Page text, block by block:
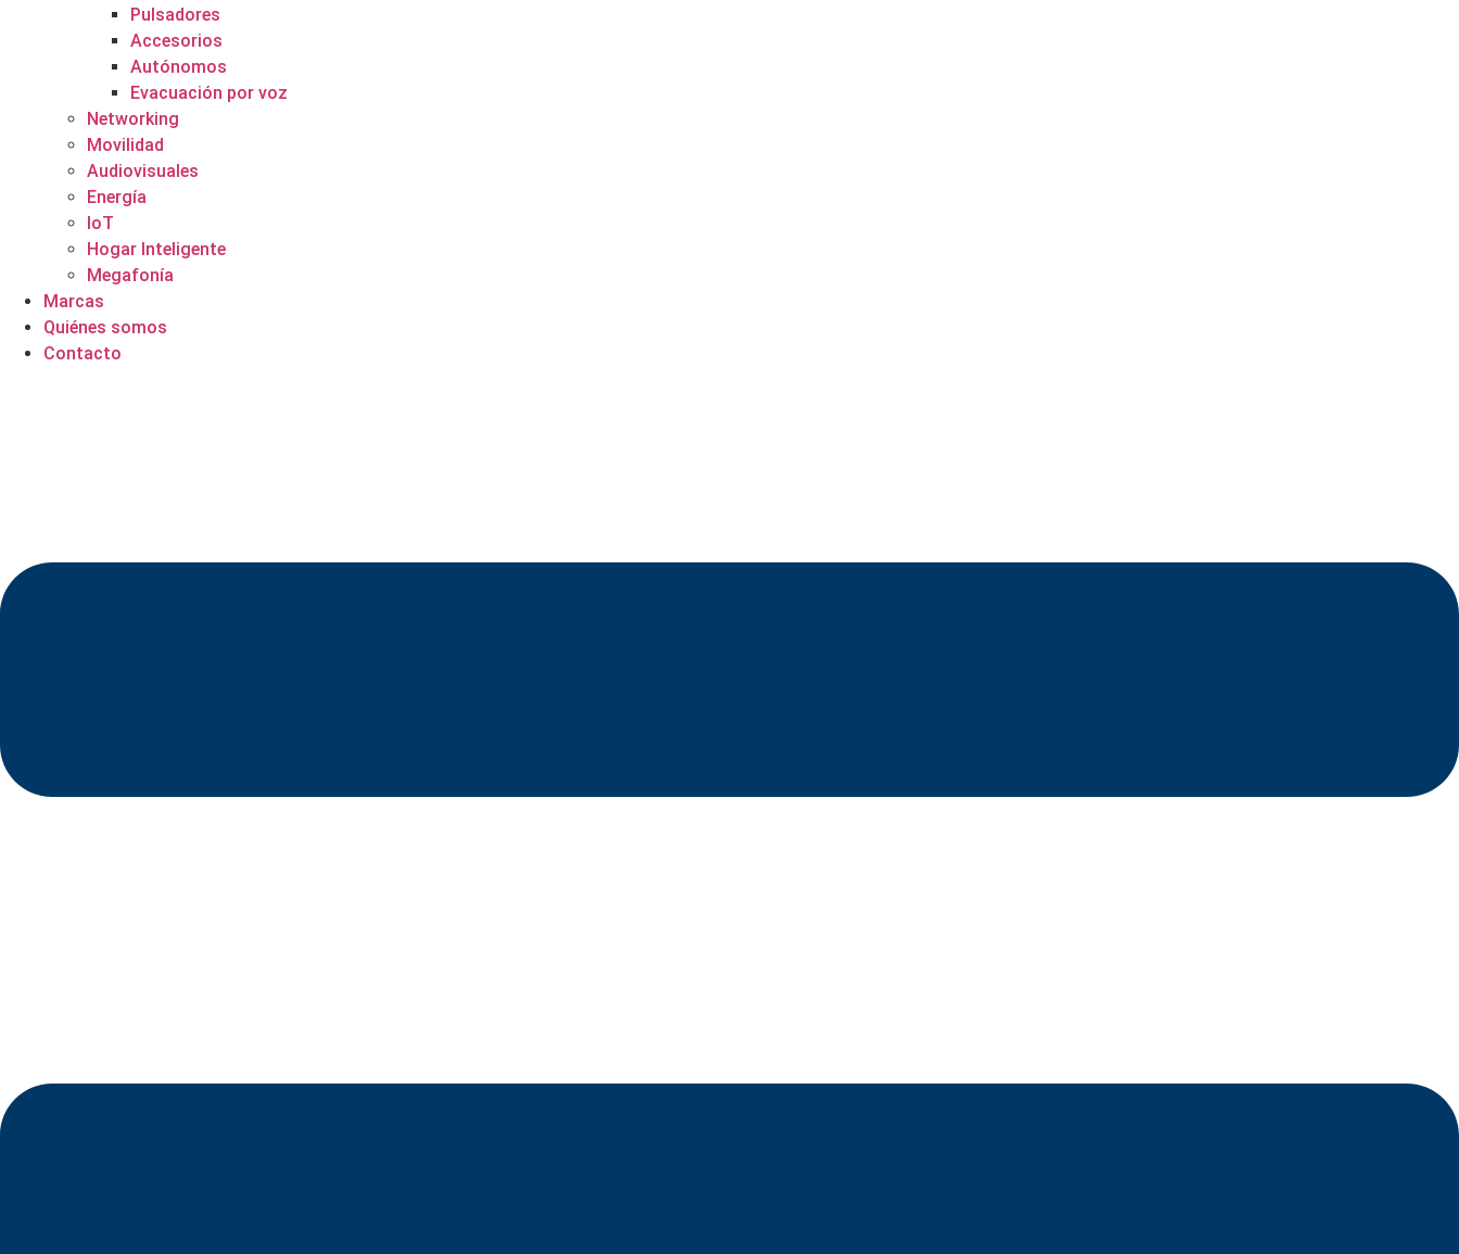
Pulsadores
Accesorios
Autónomos
Evacuación por voz
Networking
Movilidad
Audiovisuales
Energía
IoT
Hogar Inteligente
Megafonía
Marcas
Quiénes somos
Contacto